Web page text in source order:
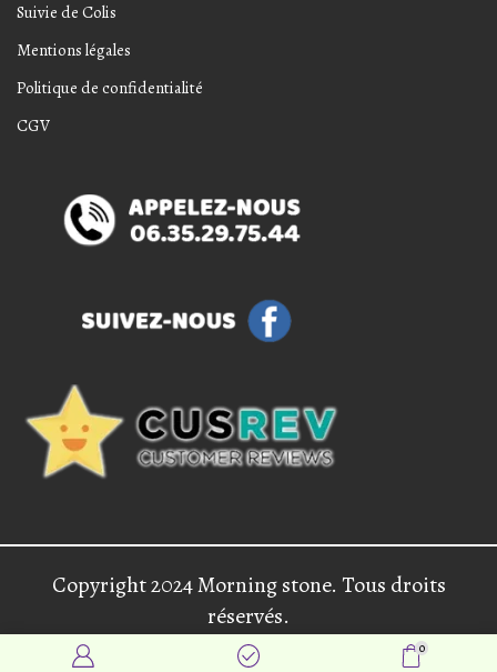
Suivie de Colis
Mentions légales
Politique de confidentialité
CGV
Copyright 2024 Morning stone. Tous droits
réservés.
0